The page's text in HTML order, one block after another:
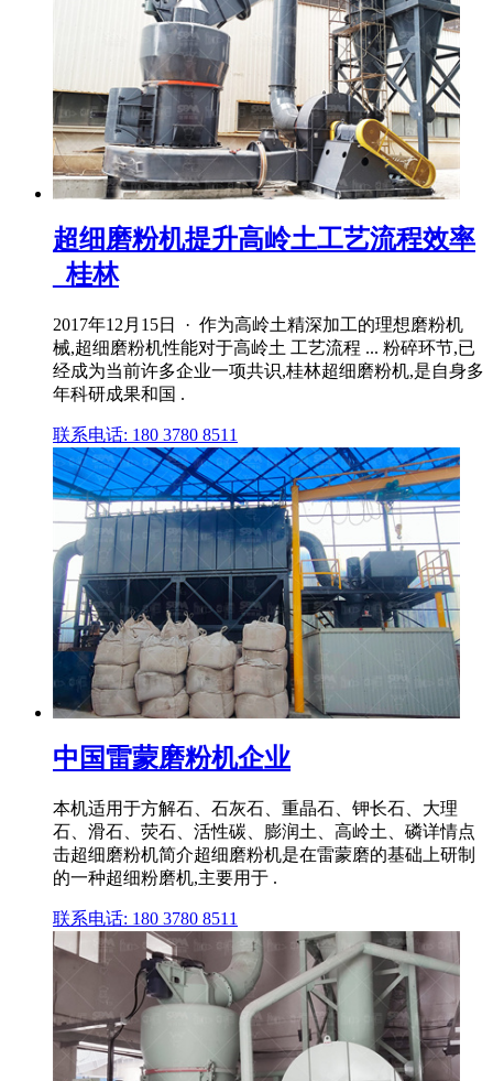
超细磨粉机提升高岭土工艺流程效率
_桂林
2017年12月15日 · 作为高岭土精深加工的理想磨粉机
械,超细磨粉机性能对于高岭土 工艺流程 ... 粉碎环节,已
经成为当前许多企业一项共识,桂林超细磨粉机,是自身多
年科研成果和国 .
联系电话: 180 3780 8511
中国雷蒙磨粉机企业
本机适用于方解石、石灰石、重晶石、钾长石、大理
石、滑石、荧石、活性碳、膨润土、高岭土、磷详情点
击超细磨粉机简介超细磨粉机是在雷蒙磨的基础上研制
的一种超细粉磨机,主要用于 .
联系电话: 180 3780 8511